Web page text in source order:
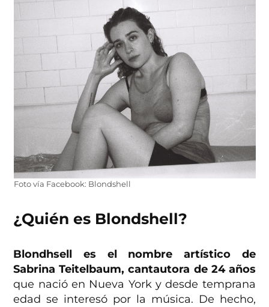
Foto vía Facebook: Blondshell
¿Quién es Blondshell?
Blondhsell es el nombre artístico de
Sabrina Teitelbaum, cantautora de 24 años
que nació en Nueva York y desde temprana
edad se interesó por la música. De hecho,